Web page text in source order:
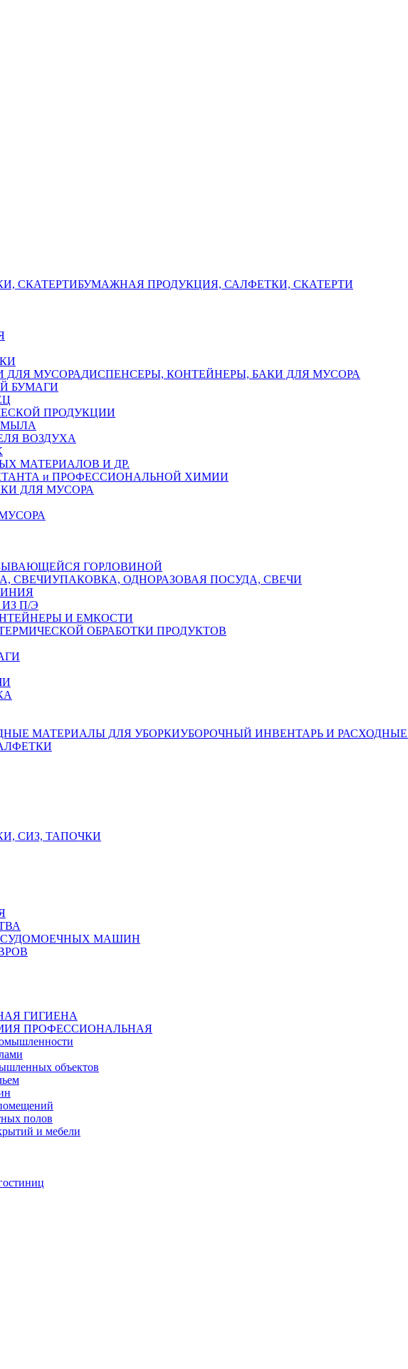
СКАТЕРТИБУМАЖНАЯ ПРОДУКЦИЯ, САЛФЕТКИ, СКАТЕРТИ
ДЛЯ МУСОРАДИСПЕНСЕРЫ, КОНТЕЙНЕРЫ, БАКИ ДЛЯ МУСОРА
БУМАГИ
ПРОДУКЦИИ
МЫЛА
ВОЗДУХА
МАТЕРИАЛОВ И ДР.
и ПРОФЕССИОНАЛЬНОЙ ХИМИИ
ДЛЯ МУСОРА
ГОРЛОВИНОЙ
СВЕЧИУПАКОВКА, ОДНОРАЗОВАЯ ПОСУДА, СВЕЧИ
П/Э
И ЕМКОСТИ
ОБРАБОТКИ ПРОДУКТОВ
МАТЕРИАЛЫ ДЛЯ УБОРКИУБОРОЧНЫЙ ИНВЕНТАРЬ И
СИЗ, ТАПОЧКИ
МАШИН
ГИГИЕНА
ПРОФЕССИОНАЛЬНАЯ
объектов
полов
и мебели